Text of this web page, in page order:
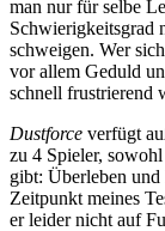
man nur für selbe
Schwierigkeitsgrad
schweigen. Wer
vor allem Geduld
schnell frustrierend
Dustforce verfügt
zu 4 Spieler,
gibt: Überleben
Zeitpunkt meines
er leider nicht auf